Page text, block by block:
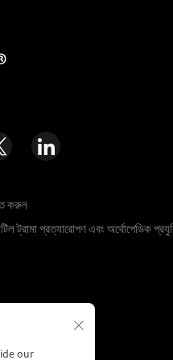
করুন
ট্রামা প্রত্যারোপণ এবং অর্থোপেডিক
our